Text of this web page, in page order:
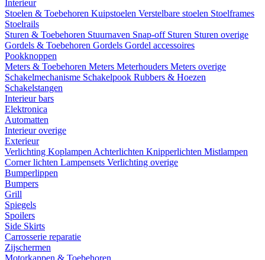
Interieur
Stoelen & Toebehoren Kuipstoelen Verstelbare stoelen Stoelframes
Stoelrails
Sturen & Toebehoren Stuurnaven Snap-off Sturen Sturen overige
Gordels & Toebehoren Gordels Gordel accessoires
Pookknoppen
Meters & Toebehoren Meters Meterhouders Meters overige
Schakelmechanisme Schakelpook Rubbers & Hoezen
Schakelstangen
Interieur bars
Elektronica
Automatten
Interieur overige
Exterieur
Verlichting Koplampen Achterlichten Knipperlichten Mistlampen
Corner lichten Lampensets Verlichting overige
Bumperlippen
Bumpers
Grill
Spiegels
Spoilers
Side Skirts
Carrosserie reparatie
Zijschermen
Motorkappen & Toebehoren